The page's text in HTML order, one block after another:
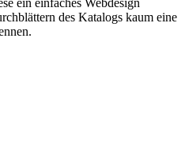
ein einfaches Webdesign
des Katalogs kaum eine